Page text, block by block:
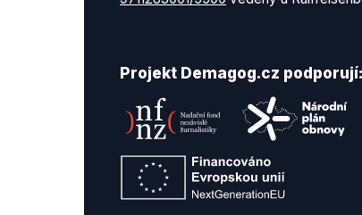
Projekt Demagog.cz podporují: